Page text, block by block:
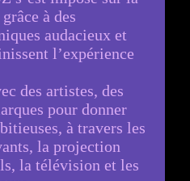
à des
audacieux et
l’expérience
des artistes, des
pour donner
à travers les
la projection
la télévision et les